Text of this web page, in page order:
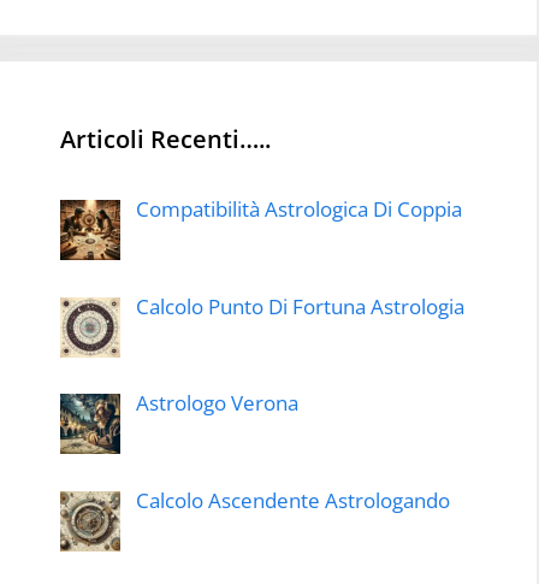
Articoli Recenti…..
Compatibilità Astrologica Di Coppia
Calcolo Punto Di Fortuna Astrologia
Astrologo Verona
Calcolo Ascendente Astrologando